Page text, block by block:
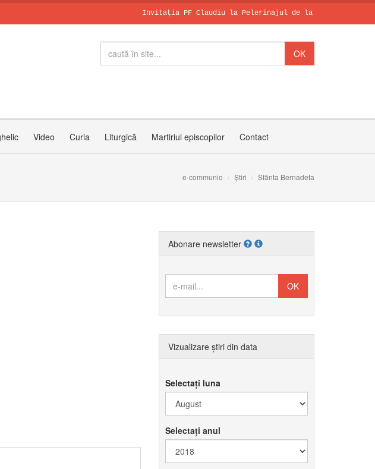
Invitația PF Claudiu la Pelerinajul de la Sanctuarul
Video Curia Liturgică Martiriul episcopilor Contact
e-communio Știri Sfânta Bernadeta
Abonare newsletter
Vizualizare știri din data
Selectați luna
Selectați anul